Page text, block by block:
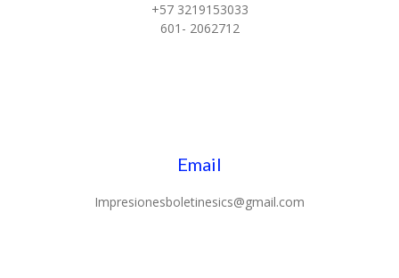
+57 3219153033
601- 2062712
Email
Impresionesboletinesics@gmail.com